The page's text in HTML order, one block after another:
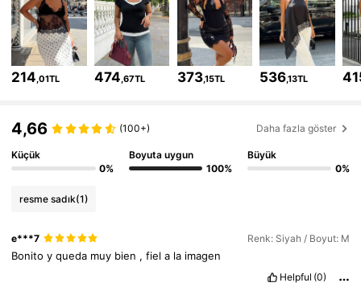
4,76 38K Takipçiler
4,76 38K Takipçiler
38K Takipçiler
4,76
4,76
214,01TL 474,67TL 373,15TL 536,13TL
4,66 (100+) Daha fazla göster
Küçük
0%
Boyuta uygun
100%
Büyük
0%
resme sadık(1)
e***7 Renk: Siyah / Boyut: M
Bonitoyqueda muy bien ,fiela la imagen
Helpful (0)